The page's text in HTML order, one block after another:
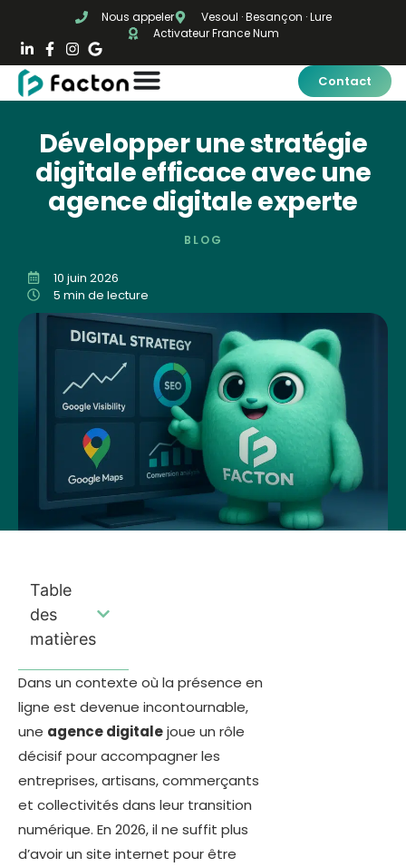
Nous appeler
Vesoul · Besançon · Lure
Activateur France Num
Contact
Développer une stratégie
digitale efficace avec une
agence digitale experte
BLOG
10 juin 2026
5 min de lecture
Dans un contexte où la présence en
ligne est devenue incontournable,
une agence digitalejoue un rôle
décisif pour accompagner les
entreprises, artisans, commerçants
et collectivités dans leur transition
numérique. En 2026, il ne suffit plus
d’avoir un site internet pour être
Table
des
matières